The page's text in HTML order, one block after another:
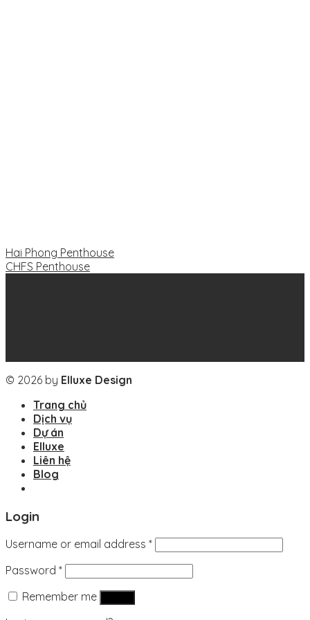
Hai Phong Penthouse
CHFS Penthouse
© 2026 by Elluxe Design
Trang chủ
Dịch vụ
Dự án
Elluxe
Liên hệ
Blog
Login
Username or email address *
Password *
Remember me